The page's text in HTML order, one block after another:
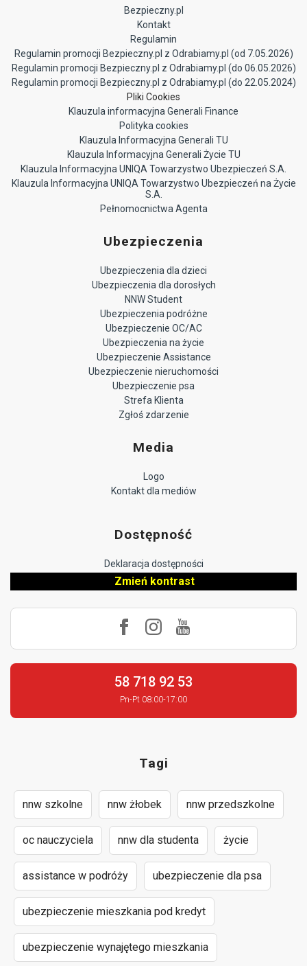
Bezpieczny.pl
Kontakt
Regulamin
Regulamin promocji Bezpieczny.pl z Odrabiamy.pl (od 7.05.2026)
Regulamin promocji Bezpieczny.pl z Odrabiamy.pl (do 06.05.2026)
Regulamin promocji Bezpieczny.pl z Odrabiamy.pl (do 22.05.2024)
Pliki Cookies
Klauzula informacyjna Generali Finance
Polityka cookies
Klauzula Informacyjna Generali TU
Klauzula Informacyjna Generali Życie TU
Klauzula Informacyjna UNIQA Towarzystwo Ubezpieczeń S.A.
Klauzula Informacyjna UNIQA Towarzystwo Ubezpieczeń na Życie
S.A.
Pełnomocnictwa Agenta
Ubezpieczenia
Ubezpieczenia dla dzieci
Ubezpieczenia dla dorosłych
NNW Student
Ubezpieczenia podróżne
Ubezpieczenie OC/AC
Ubezpieczenia na życie
Ubezpieczenie Assistance
Ubezpieczenie nieruchomości
Ubezpieczenie psa
Strefa Klienta
Zgłoś zdarzenie
Media
Logo
Kontakt dla mediów
Dostępność
Deklaracja dostępności
Zmień kontrast
58 718 92 53
Pn-Pt 08:00-17:00
Tagi
nnw szkolne nnw żłobek nnw przedszkolne
oc nauczyciela nnw dla studenta życie
assistance w podróży ubezpieczenie dla psa
ubezpieczenie mieszkania pod kredyt
ubezpieczenie wynajętego mieszkania